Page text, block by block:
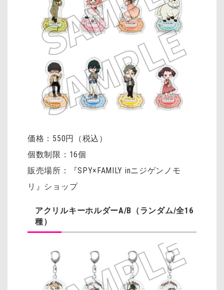
価格：550円（税込）
個数制限：16個
販売場所：『SPY×FAMILY inニジゲンノモ
リ』ショップ
アクリルキーホルダーA/B（ランダム/全16
種）